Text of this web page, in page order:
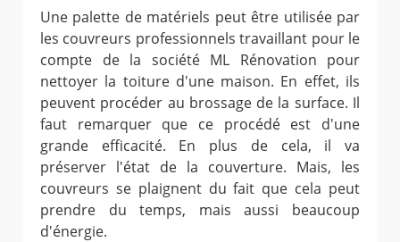
Une palette de matériels peut être utilisée par
les couvreurs professionnels travaillant pour le
compte de la société ML Rénovation pour
nettoyer la toiture d'une maison. En effet, ils
peuvent procéder au brossage de la surface. Il
faut remarquer que ce procédé est d'une
grande efficacité. En plus de cela, il va
préserver l'état de la couverture. Mais, les
couvreurs se plaignent du fait que cela peut
prendre du temps, mais aussi beaucoup
d'énergie.